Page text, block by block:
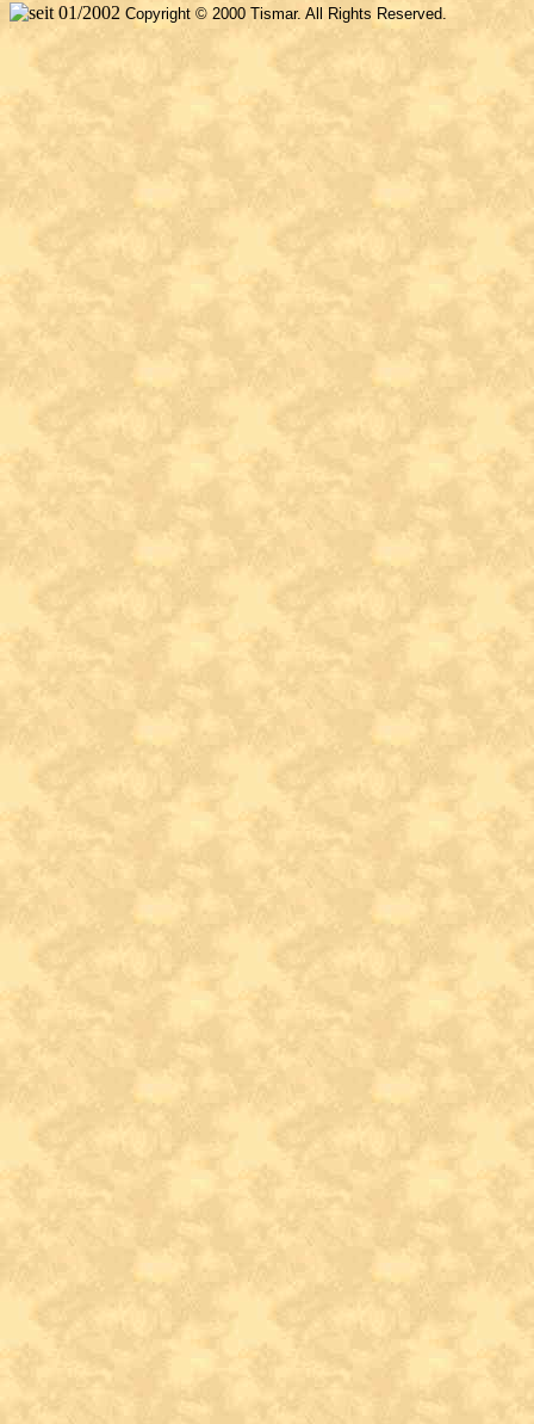
Copyright © 2000 Tismar. All Rights Reserved.